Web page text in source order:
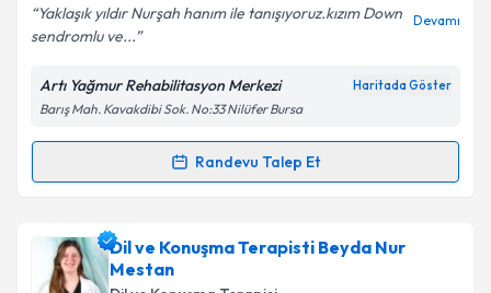
Kişisel verilerimin işlenmesine ilişkin
Aydınlatma
Metni'ni okudum ve kişisel verilerimin belirtilen
kapsamda işlenmesini kabul ediyorum.
Yaklaşık yıldır Nurşah hanım ile tanışıyoruz.kızım Down
sendromlu ve...
Devamı
Artı Yağmur Rehabilitasyon Merkezi Haritada Göster
Barış Mah. Kavakdibi Sok. No:33 Nilüfer Bursa
Randevu Talep Et
Randevu Takvimi Talebi
Uzman Dil ve Konuşma Terapisti Nurşah
Karakulak Şıklar
oluşturun. Size bu uzmandan randevu almanız için bir
Dil ve Konuşma Terapisti Beyda Nur
Mestan